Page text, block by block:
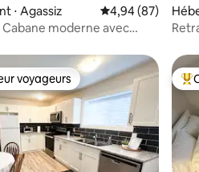
⋅ Agassiz Évaluation
4,94 (87)
Cabane moderne avec
voyageurs
voyageurs